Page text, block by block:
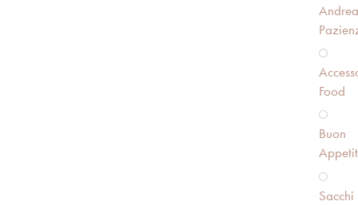
Andrea
Food
Buon
Sacchi